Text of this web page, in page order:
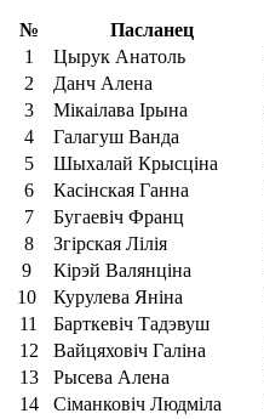
№ Пасланец
1
Цырук Анатоль
2
Данч Алена
3
Мікаілава Ірына
4
Галагуш Ванда
5
Шыхалай Крысціна
6
Касінская Ганна
7
Бугаевіч Франц
8
Згірская Лілія
9
Кірэй Валянціна
10
Курулева Яніна
11
Барткевіч Тадэвуш
12
Вайцяховіч Галіна
13
Рысева Алена
14
Сіманковіч Людміла